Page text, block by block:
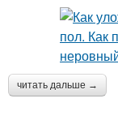
читать дальше →